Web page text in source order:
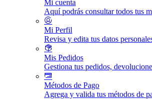
Mi cuenta
Aquí podrás consultar todos tus
Mi Perfil
Revisa y edita tus datos
Mis Pedidos
Gestiona tus pedidos,
Métodos de Pago
Agrega y valida tus métodos de